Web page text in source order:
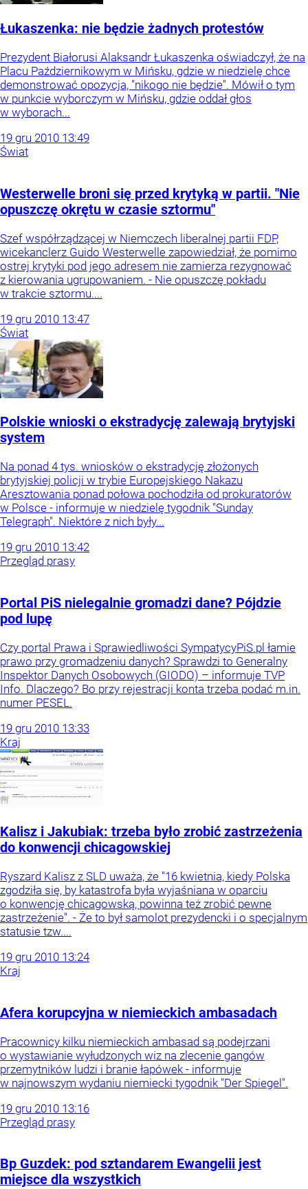
Łukaszenka: nie będzie żadnych protestów
Prezydent Białorusi Alaksandr Łukaszenka oświadczył, że na
Placu Październikowym w Mińsku, gdzie w niedzielę chce
demonstrować opozycja, "nikogo nie będzie". Mówił o tym
w punkcie wyborczym w Mińsku, gdzie oddał głos
w wyborach...
19 gru 2010 13:49
Świat
Westerwelle broni się przed krytyką w partii. "Nie
opuszczę okrętu w czasie sztormu"
Szef współrządzącej w Niemczech liberalnej partii FDP,
wicekanclerz Guido Westerwelle zapowiedział, że pomimo
ostrej krytyki pod jego adresem nie zamierza rezygnować
z kierowania ugrupowaniem. - Nie opuszczę pokładu
w trakcie sztormu....
19 gru 2010 13:47
Świat
Polskie wnioski o ekstradycję zalewają brytyjski
system
Na ponad 4 tys. wniosków o ekstradycję złożonych
brytyjskiej policji w trybie Europejskiego Nakazu
Aresztowania ponad połowa pochodziła od prokuratorów
w Polsce - informuje w niedzielę tygodnik "Sunday
Telegraph". Niektóre z nich były...
19 gru 2010 13:42
Przegląd prasy
Portal PiS nielegalnie gromadzi dane? Pójdzie
pod lupę
Czy portal Prawa i Sprawiedliwości SympatycyPiS.pl łamie
prawo przy gromadzeniu danych? Sprawdzi to Generalny
Inspektor Danych Osobowych (GIODO) – informuje TVP
Info. Dlaczego? Bo przy rejestracji konta trzeba podać m.in.
numer PESEL.
19 gru 2010 13:33
Kraj
Kalisz i Jakubiak: trzeba było zrobić zastrzeżenia
do konwencji chicagowskiej
Ryszard Kalisz z SLD uważa, że "16 kwietnia, kiedy Polska
zgodziła się, by katastrofa była wyjaśniana w oparciu
o konwencję chicagowską, powinna też zrobić pewne
zastrzeżenie". - Że to był samolot prezydencki i o specjalnym
statusie tzw....
19 gru 2010 13:24
Kraj
Afera korupcyjna w niemieckich ambasadach
Pracownicy kilku niemieckich ambasad są podejrzani
o wystawianie wyłudzonych wiz na zlecenie gangów
przemytników ludzi i branie łapówek - informuje
w najnowszym wydaniu niemiecki tygodnik "Der Spiegel".
19 gru 2010 13:16
Przegląd prasy
Bp Guzdek: pod sztandarem Ewangelii jest
miejsce dla wszystkich